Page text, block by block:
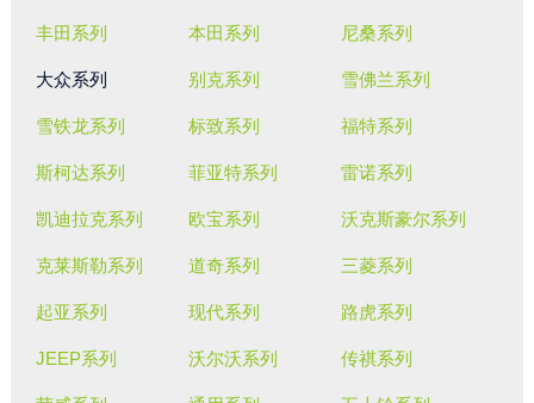
丰田系列 本田系列 尼桑系列
大众系列 别克系列 雪佛兰系列
雪铁龙系列 标致系列 福特系列
斯柯达系列 菲亚特系列 雷诺系列
凯迪拉克系列 欧宝系列 沃克斯豪尔系列
克莱斯勒系列 道奇系列 三菱系列
起亚系列 现代系列 路虎系列
JEEP系列 沃尔沃系列 传祺系列